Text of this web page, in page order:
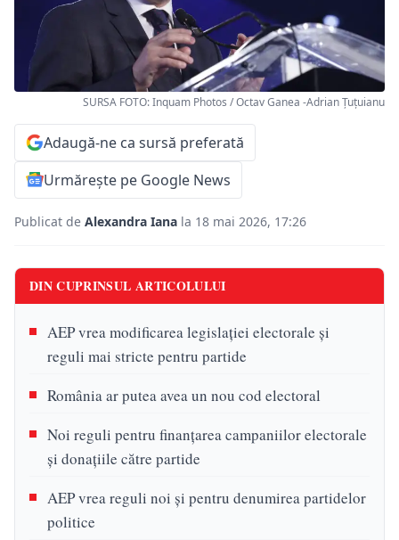
SURSA FOTO: Inquam Photos / Octav Ganea -Adrian Ţuţuianu
Adaugă-ne ca sursă preferată
Urmărește pe Google News
Publicat de Alexandra Iana la 18 mai 2026, 17:26
DIN CUPRINSUL ARTICOLULUI
AEP vrea modificarea legislației electorale și
reguli mai stricte pentru partide
România ar putea avea un nou cod electoral
Noi reguli pentru finanțarea campaniilor electorale
și donațiile către partide
AEP vrea reguli noi și pentru denumirea partidelor
politice